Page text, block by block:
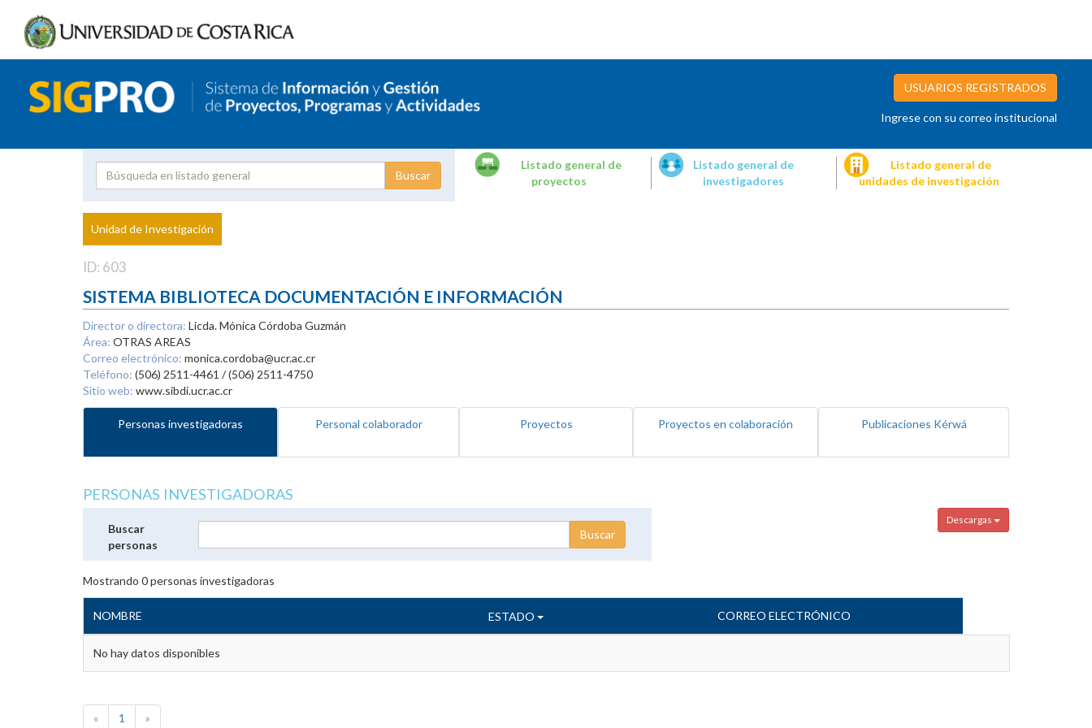
USUARIOS REGISTRADOS
Ingrese con su correo institucional
Proyecto
Investigador
Listado general de
proyectos
Listado general de
investigadores
Listado general de
unidades de investigación
Unidad de Investigación
ID: 603
SISTEMA BIBLIOTECA DOCUMENTACIÓN E INFORMACIÓN
Director o directora: Licda. Mónica Córdoba Guzmán
Área: OTRAS AREAS
Correo electrónico: monica.cordoba@ucr.ac.cr
Teléfono: (506) 2511-4461 / (506) 2511-4750
Sitio web: www.sibdi.ucr.ac.cr
Personas investigadoras Personal colaborador Proyectos Proyectos en colaboración Publicaciones Kérwá
PERSONAS INVESTIGADORAS
Descargas
Buscar
personas
Mostrando 0personas investigadoras
NOMBRE ESTADO CORREO ELECTRÓNICO
No hay datos disponibles
« 1 »